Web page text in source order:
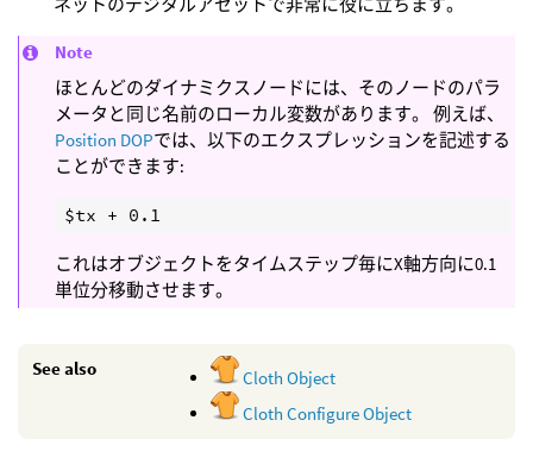
Note
ほとんどのダイナミクスノードには、そのノードのパラ
メータと同じ名前のローカル変数があります。 例えば、
Position DOPでは、以下のエクスプレッションを記述する
ことができます:
これはオブジェクトをタイムステップ毎にX軸方向に0.1
単位分移動させます。
See also
Cloth Object
Cloth Configure Object